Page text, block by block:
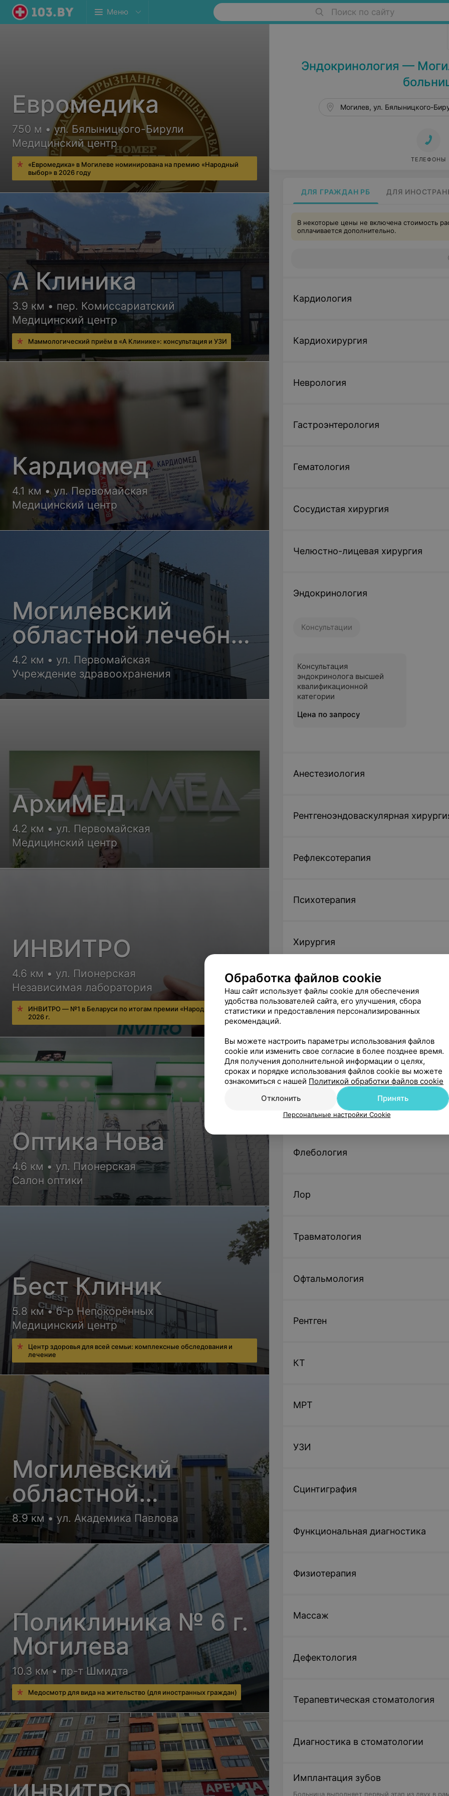
Меню Поиск по сайту
Больницы в Могилеве
Эндокринология —
Могилев, ул. Бялыницкого-
ТЕЛЕФОНЫ
ДЛЯ ГРАЖДАН РБ ДЛЯ
В некоторые цены не включена стоимость
оплачивается дополнительно.
Кардиология
Кардиохирургия
Неврология
Гастроэнтерология
Гематология
Сосудистая хирургия
Челюстно-лицевая хирургия
Эндокринология
Консультации
Консультация
эндокринолога высшей
квалификационной
категории
Цена по запросу
Анестезиология
Рентгеноэндоваскулярная
Рефлексотерапия
Психотерапия
Хирургия
Торакальное хирургическое
Урология
Нефрология
Флебология
Лор
Травматология
Офтальмология
Рентген
КТ
МРТ
УЗИ
Сцинтиграфия
Функциональная диагностика
Физиотерапия
Массаж
Дефектология
Терапевтическая стоматология
Диагностика в стоматологии
Имплантация зубов
Больница выполняет первый этап из двух в
Евромедика
750 м • ул. Бялыницкого-Бирули
Медицинский центр
«Евромедика» в Могилеве номинирована на премию «Народный
выбор» в 2026 году
А Клиника
3.9 км • пер. Комиссариатский
Медицинский центр
Маммологический приём в «А Клинике»: консультация и УЗИ
Кардиомед
4.1 км • ул. Первомайская
Медицинский центр
Могилевский
областной лечебно-
диагностический
центр
4.2 км • ул. Первомайская
Учреждение здравоохранения
АрхиМЕД
4.2 км • ул. Первомайская
Медицинский центр
ИНВИТРО
4.6 км • ул. Пионерская
Независимая лаборатория
ИНВИТРО — №1 в Беларуси по итогам премии «Народный выбор»
2026 г.
Оптика Нова
4.6 км • ул. Пионерская
Салон оптики
Бест Клиник
5.8 км • б-р Непокорённых
Медицинский центр
Центр здоровья для всей семьи: комплексные обследования и
лечение
Могилевский
областной
онкологический
диспансер
8.9 км • ул. Академика Павлова
Поликлиника № 6 г.
Могилева
10.3 км • пр-т Шмидта
Медосмотр для вида на жительство (для иностранных граждан)
Обработка файлов cookie
Наш сайт использует файлы cookie для обеспечения
удобства пользователей сайта, его улучшения, сбора
статистики и предоставления персонализированных
рекомендаций.
Вы можете настроить параметры использования файлов
cookie или изменить свое согласие в более позднее время.
Для получения дополнительной информации о целях,
сроках и порядке использования файлов cookie вы можете
ознакомиться с нашей Политикой обработки файлов cookie
Отклонить
Принять
Персональные настройки Cookie